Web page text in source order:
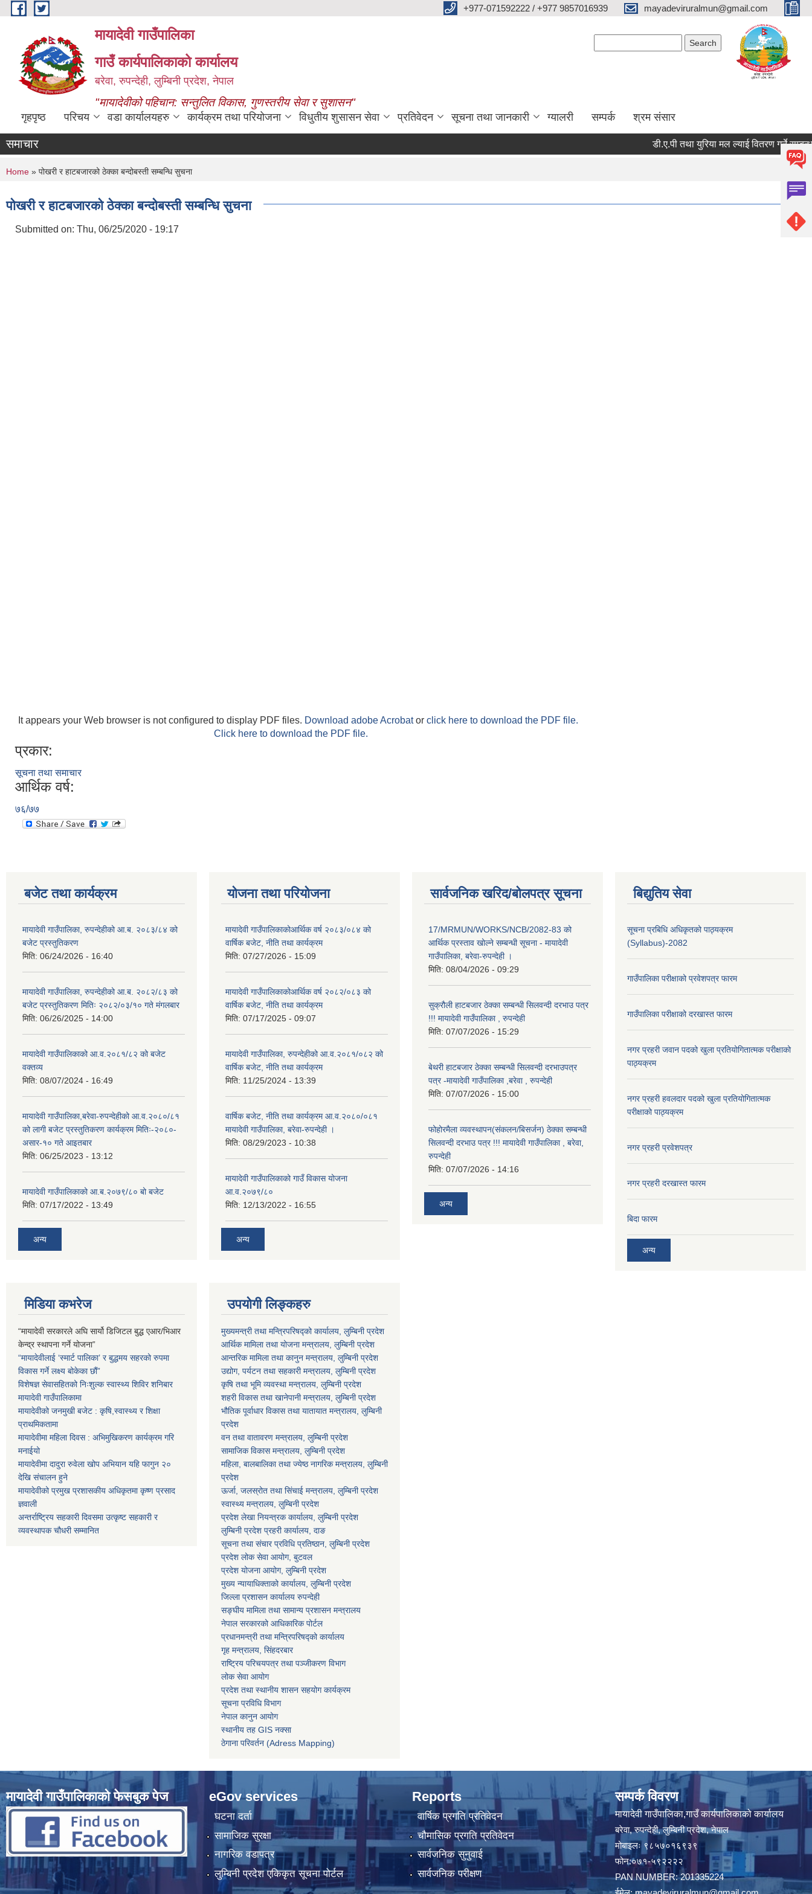
Skip to main content +977-071592222 / +977 9857016939 mayadeviruralmun@gmail.com
मायादेवी गाउँपालिका
गाउँ कार्यपालिकाको कार्यालय
बरेवा, रुपन्देही, लुम्बिनी प्रदेश, नेपाल
"मायादेवीको पहिचान: सन्तुलित विकास, गुणस्तरीय सेवा र सुशासन"
गृहपृष्ठ परिचय वडा कार्यालयहरु कार्यक्रम तथा परियोजना विधुतीय शुसासन सेवा प्रतिवेदन सूचना तथा जानकारी ग्यालरी सम्पर्क श्रम संसार
समाचार डी.ए.पी तथा युरिया मल ल्याई वितरण गर्ने सम्बन्धमा
You are here
Home » पोखरी र हाटबजारको ठेक्का बन्दोबस्ती सम्बन्धि सुचना
पोखरी र हाटबजारको ठेक्का बन्दोबस्ती सम्बन्धि सुचना
Submitted on: Thu, 06/25/2020 - 19:17
It appears your Web browser is not configured to display PDF files. Download adobe Acrobator click here to download the PDF file.
Click here to download the PDF file.
प्रकार:
सूचना तथा समाचार
आर्थिक वर्ष:
७६/७७
बजेट तथा कार्यक्रम
मायादेवी गाउँपालिका, रुपन्देहीको आ.ब. २०८३/८४ को
बजेट प्रस्तुतिकरण
मिति: 06/24/2026 - 16:40
मायादेवी गाउँपालिका, रुपन्देहीको आ.ब. २०८२/८३ को
बजेट प्रस्तुतिकरण मितिः २०८२/०३/१० गते मंगलबार
मिति: 06/26/2025 - 14:00
मायादेवी गाउँपालिकाको आ.व.२०८१/८२ को बजेट
वक्तव्य
मिति: 08/07/2024 - 16:49
मायादेवी गाउँपालिका,बरेवा-रुपन्देहीको आ.व.२०८०/८१
को लागी बजेट प्रस्तुतिकरण कार्यक्रम मितिः-२०८०-
असार-१० गते आइतबार
मिति: 06/25/2023 - 13:12
मायादेवी गाउँपालिकाको आ.ब.२०७९/८० बो बजेट
मिति: 07/17/2022 - 13:49
अन्य
योजना तथा परियोजना
मायादेवी गाउँपालिकाकोआर्थिक वर्ष २०८३/०८४ को
वार्षिक बजेट, नीति तथा कार्यक्रम
मिति: 07/27/2026 - 15:09
मायादेवी गाउँपालिकाकोआर्थिक वर्ष २०८२/०८३ को
वार्षिक बजेट, नीति तथा कार्यक्रम
मिति: 07/17/2025 - 09:07
मायादेवी गाउँपालिका, रुपन्देहीको आ.व.२०८१/०८२ को
वार्षिक बजेट, नीति तथा कार्यक्रम
मिति: 11/25/2024 - 13:39
वार्षिक बजेट, नीति तथा कार्यक्रम आ.व.२०८०/०८१
मायादेवी गाउँपालिका, बरेवा-रुपन्देही ।
मिति: 08/29/2023 - 10:38
मायादेवी गाउँपालिकाको गाउँ विकास योजना
आ.व.२०७९/८०
मिति: 12/13/2022 - 16:55
अन्य
सार्वजनिक खरिद/बोलपत्र सूचना
17/MRMUN/WORKS/NCB/2082-83 को
आर्थिक प्रस्ताव खोल्ने सम्बन्धी सूचना - मायादेवी
गाउँपालिका, बरेवा-रुपन्देही ।
मिति: 08/04/2026 - 09:29
सुक्रौली हाटबजार ठेक्का सम्बन्धी सिलवन्दी दरभाउ पत्र
!!! मायादेवी गाउँपालिका , रुपन्देही
मिति: 07/07/2026 - 15:29
बेथरी हाटबजार ठेक्का सम्बन्धी सिलवन्दी दरभाउपत्र
पत्र -मायादेवी गाउँपालिका ,बरेवा , रुपन्देही
मिति: 07/07/2026 - 15:00
फोहोरमैला व्यवस्थापन(संकलन/बिसर्जन) ठेक्का सम्बन्धी
सिलवन्दी दरभाउ पत्र !!! मायादेवी गाउँपालिका , बरेवा,
रुपन्देही
मिति: 07/07/2026 - 14:16
अन्य
बिद्युतिय सेवा
सूचना प्रबिधि अधिकृतको पाठ्यक्रम
(Syllabus)-2082
गाउँपालिका परीक्षाको प्रवेशपत्र फारम
गाउँपालिका परीक्षाको दरखास्त फारम
नगर प्रहरी जवान पदको खुला प्रतियोगितात्मक परीक्षाको
पाठ्यक्रम
नगर प्रहरी हवलदार पदको खुला प्रतियोगितात्मक
परीक्षाको पाठ्यक्रम
नगर प्रहरी प्रवेशपत्र
नगर प्रहरी दरखास्त फारम
बिदा फारम
अन्य
मिडिया कभरेज
“मायादेवी सरकारले अघि सार्यो डिजिटल बुद्ध एआर/भिआर
केन्द्र स्थापना गर्ने योजना”
“मायादेवीलाई ‘स्मार्ट पालिका’ र बुद्धमय सहरको रुपमा
विकास गर्ने लक्ष्य बोकेका छौं”
विशेषज्ञ सेवासहितको निःशुल्क स्वास्थ्य शिविर शनिबार
मायादेवी गाउँपालिकामा
मायादेवीको जनमुखी बजेट : कृषि,स्वास्थ्य र शिक्षा
प्राथमिकतामा
मायादेवीमा महिला दिवस : अभिमुखिकरण कार्यक्रम गरि
मनाईयो
मायादेवीमा दादुरा रुवेला खोप अभियान यहि फागुन २०
देखि संचालन हुने
मायादेवीको प्रमुख प्रशासकीय अधिकृतमा कृष्ण प्रसाद
ज्ञवाली
अन्तर्राष्ट्रिय सहकारी दिवसमा उत्कृष्ट सहकारी र
व्यवस्थापक चौधरी सम्मानित
उपयोगी लिङ्कहरु
मुख्यमन्त्री तथा मन्त्रिपरिषद्को कार्यालय, लुम्बिनी प्रदेश
आर्थिक मामिला तथा योजना मन्त्रालय, लुम्बिनी प्रदेश
आन्तरिक मामिला तथा कानुन मन्त्रालय, लुम्बिनी प्रदेश
उद्योग, पर्यटन तथा सहकारी मन्त्रालय, लुम्बिनी प्रदेश
कृषि तथा भूमि व्यवस्था मन्त्रालय, लुम्बिनी प्रदेश
शहरी विकास तथा खानेपानी मन्त्रालय, लुम्बिनी प्रदेश
भौतिक पूर्वाधार विकास तथा यातायात मन्त्रालय, लुम्बिनी
प्रदेश
वन तथा वातावरण मन्त्रालय, लुम्बिनी प्रदेश
सामाजिक विकास मन्त्रालय, लुम्बिनी प्रदेश
महिला, बालबालिका तथा ज्येष्ठ नागरिक मन्त्रालय, लुम्बिनी
प्रदेश
ऊर्जा, जलस्रोत तथा सिंचाई मन्त्रालय, लुम्बिनी प्रदेश
स्वास्थ्य मन्त्रालय, लुम्बिनी प्रदेश
प्रदेश लेखा नियन्त्रक कार्यालय, लुम्बिनी प्रदेश
लुम्बिनी प्रदेश प्रहरी कार्यालय, दाङ
सूचना तथा संचार प्रविधि प्रतिष्ठान, लुम्बिनी प्रदेश
प्रदेश लोक सेवा आयोग, बुटवल
प्रदेश योजना आयोग, लुम्बिनी प्रदेश
मुख्य न्यायाधिक्ताको कार्यालय, लुम्बिनी प्रदेश
जिल्ला प्रशासन कार्यालय रुपन्देही
सङ्घीय मामिला तथा सामान्य प्रशासन मन्त्रालय
नेपाल सरकारको आधिकारिक पोर्टल
प्रधानमन्त्री तथा मन्त्रिपरिषद्को कार्यालय
गृह मन्त्रालय, सिंहदरबार
राष्ट्रिय परिचयपत्र तथा पञ्जीकरण विभाग
लोक सेवा आयोग
प्रदेश तथा स्थानीय शासन सहयोग कार्यक्रम
सूचना प्रविधि विभाग
नेपाल कानुन आयोग
स्थानीय तह GIS नक्सा
ठेगाना परिवर्तन (Adress Mapping)
मायादेवी गाउँपालिकाको फेसबुक पेज eGov services
घटना दर्ता
सामाजिक सुरक्षा
नागरिक वडापत्र
लुम्बिनी प्रदेश एकिकृत सूचना पोर्टल
Reports
वार्षिक प्रगति प्रतिवेदन
चौमासिक प्रगति प्रतिवेदन
सार्वजनिक सुनुवाई
सार्वजनिक परीक्षण
सम्पर्क विवरण
मायादेवी गाउँपालिका,गाउँ कार्यपालिकाको कार्यालय
बरेवा, रुपन्देही, लुम्बिनी प्रदेश, नेपाल
मोबाइलः ९८५७०१६९३९
फोन:०७१-५९२२२२
PAN NUMBER: 201335224